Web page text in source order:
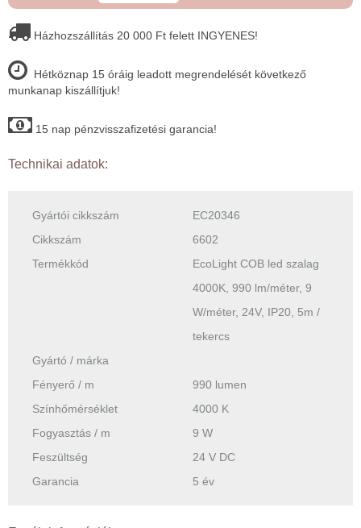
Házhozszállítás 20 000 Ft felett INGYENES!
Hétköznap 15 óráig leadott megrendelését következő
munkanap kiszállítjuk!
15 nap pénzvisszafizetési garancia!
Technikai adatok:
Gyártói cikkszám
EC20346
Cikkszám
6602
Termékkód
EcoLight COB led szalag
4000K, 990 lm/méter, 9
W/méter, 24V, IP20, 5m /
tekercs
Gyártó / márka
Fényerő / m
990 lumen
Színhőmérséklet
4000 K
Fogyasztás / m
9 W
Feszültség
24 V DC
Garancia
5 év